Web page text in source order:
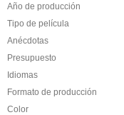
Año de producción
Tipo de película
Anécdotas
Presupuesto
Idiomas
Formato de producción
Color